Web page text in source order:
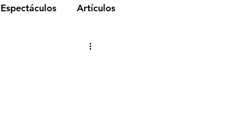
Espectáculos Artículos